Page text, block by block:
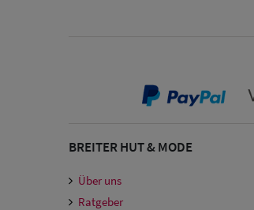
BREITER HUT & MODE
Über uns
Ratgeber